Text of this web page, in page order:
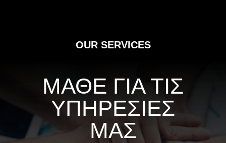
OUR SERVICES
ΜΑΘΕ ΓΙΑ ΤΙΣ
ΥΠΗΡΕΣΙΕΣ
ΜΑΣ